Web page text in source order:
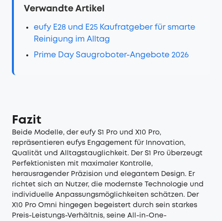
Verwandte Artikel
eufy E28 und E25 Kaufratgeber für smarte
Reinigung im Alltag
Prime Day Saugroboter-Angebote 2026
Fazit
Beide Modelle, der eufy S1 Pro und X10 Pro,
repräsentieren eufys Engagement für Innovation,
Qualität und Alltagstauglichkeit. Der S1 Pro überzeugt
Perfektionisten mit maximaler Kontrolle,
herausragender Präzision und elegantem Design. Er
richtet sich an Nutzer, die modernste Technologie und
individuelle Anpassungsmöglichkeiten schätzen. Der
X10 Pro Omni hingegen begeistert durch sein starkes
Preis-Leistungs-Verhältnis, seine All-in-One-